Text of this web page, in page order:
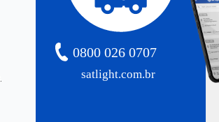
satlight.com.br
0800 026 0707